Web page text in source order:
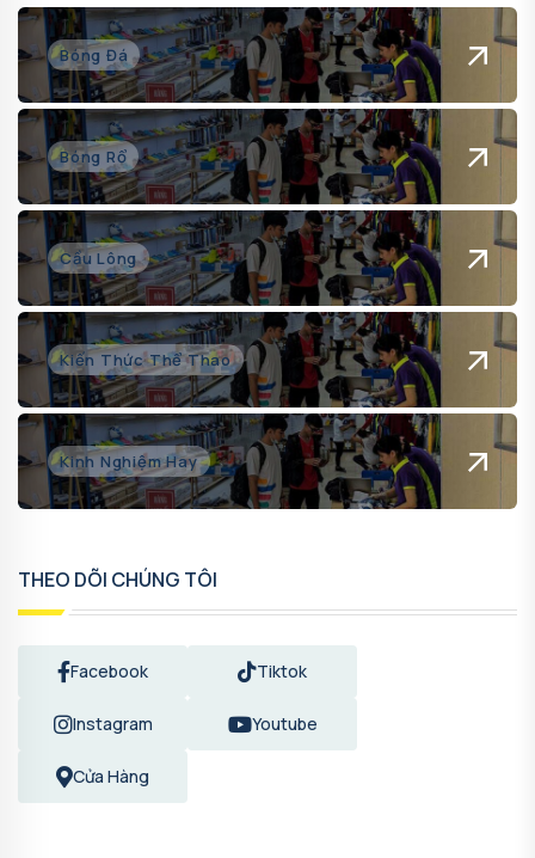
Bóng Đá
Bóng Rổ
Cầu Lông
Kiến Thức Thể Thao
Kinh Nghiệm Hay
THEO DÕI CHÚNG TÔI
Facebook Tiktok
Instagram Youtube
Cửa Hàng